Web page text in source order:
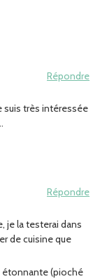
Répondre
suis très intéressée
Répondre
je la testerai dans
de cuisine que
étonnante (pioché